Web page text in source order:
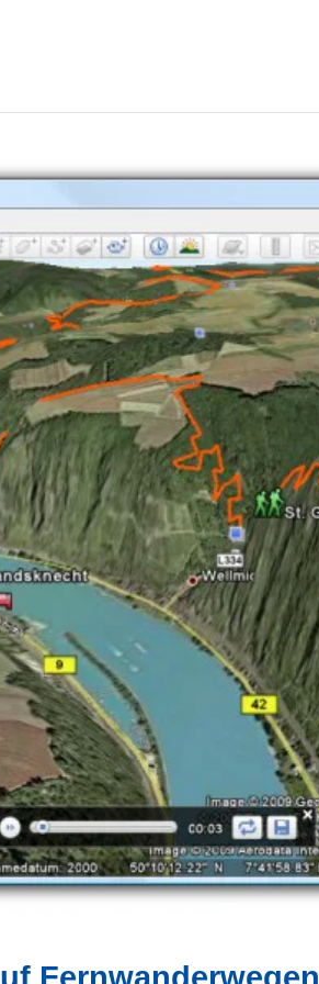
Fernwanderwegen